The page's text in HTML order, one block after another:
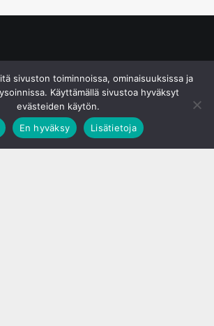
sivuston toiminnoissa, ominaisuuksissa ja
Käyttämällä sivustoa hyväksyt
evästeiden käytön.
En hyväksy Lisätietoja